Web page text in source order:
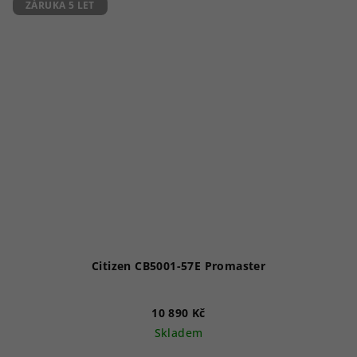
ZÁRUKA 5 LET
Citizen CB5001-57E Promaster
10 890 Kč
Skladem